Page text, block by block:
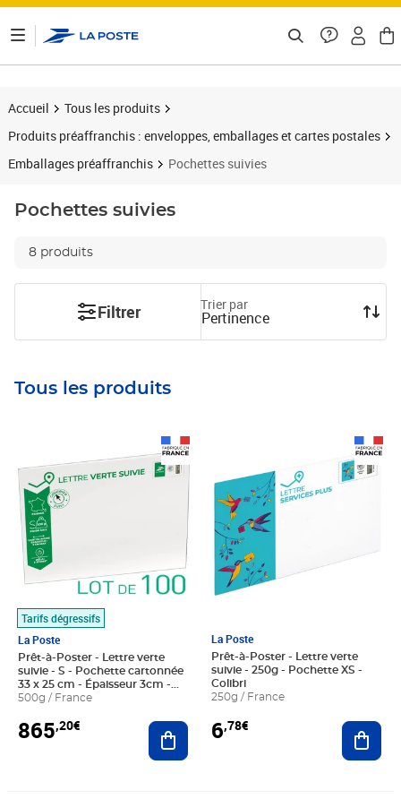
Accueil
Tous les produits
Produits préaffranchis : enveloppes, emballages et cartes postales
Emballages préaffranchis
Pochettes suivies
Pochettes suivies
8 produits
Filtrer Trier par
Pertinence
Tous les produits
Tarifs dégressifs
La Poste
Prêt-à-Poster - Lettre verte
suivie - S - Pochette cartonnée
33 x 25 cm - Épaisseur 3cm -
Lot de 100
500g / France
865,20€ Ajouter au panier
La Poste
Prêt-à-Poster - Lettre verte
suivie - 250g - Pochette XS -
Colibri
250g / France
6,78€